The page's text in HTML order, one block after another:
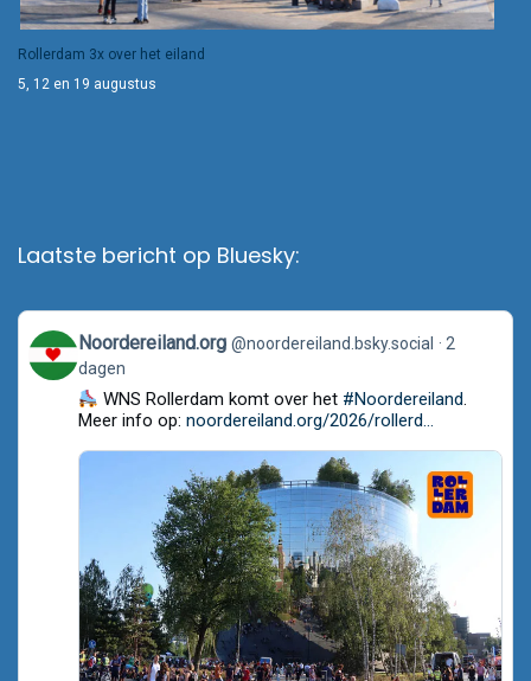
Rollerdam 3x over het eiland
5, 12 en 19 augustus
Laatste bericht op Bluesky:
View
post
by
Noordereiland.org
Bluesky
Noordereiland.org @noordereiland.bsky.social
2
dagen
WNS Rollerdam komt over het #Noordereiland.
Meer info op: noordereiland.org/2026/rollerd...